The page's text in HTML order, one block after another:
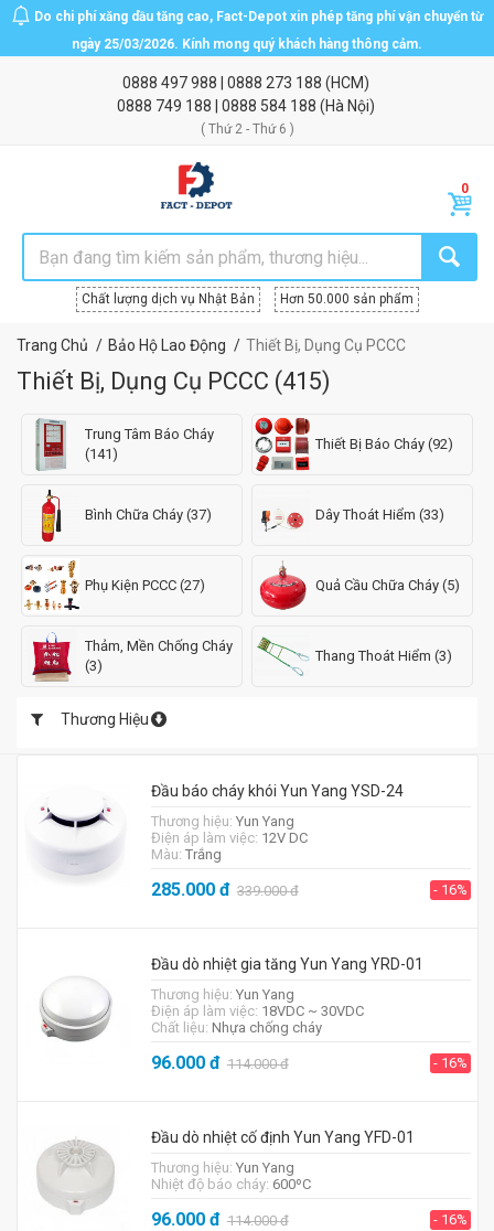
Do chi phí xăng dầu tăng cao, Fact-Depot xin phép tăng phí vận chuyển từ
ngày 25/03/2026. Kính mong quý khách hàng thông cảm.
0888 497 988 0888 273 188 (HCM)
0888 749 188
0888 584 188 (Hà Nội)
( Thứ 2 - Thứ 6 )
Chất lượng dịch vụ Nhật Bản Hơn 50.000 sản phẩm
Trang Chủ Bảo Hộ Lao Động Thiết Bị, Dụng Cụ PCCC
Thiết Bị, Dụng Cụ PCCC (415)
Trung Tâm Báo Cháy
(141)
Thiết Bị Báo Cháy (92)
Bình Chữa Cháy (37) Dây Thoát Hiểm (33)
Phụ Kiện PCCC (27) Quả Cầu Chữa Cháy (5)
Thảm, Mền Chống Cháy
(3)
Thang Thoát Hiểm (3)
Thương Hiệu
Đầu báo cháy khói Yun Yang YSD-24
Thương hiệu: Yun Yang
Điện áp làm việc: 12V DC
Màu: Trắng
285.000đ 339.000đ - 16%
Đầu dò nhiệt gia tăng Yun Yang YRD-01
Thương hiệu: Yun Yang
Điện áp làm việc: 18VDC ~ 30VDC
Chất liệu: Nhựa chống cháy
96.000đ 114.000đ - 16%
Đầu dò nhiệt cố định Yun Yang YFD-01
Thương hiệu: Yun Yang
Nhiệt độ báo cháy: 600ºC
96.000đ 114.000đ - 16%